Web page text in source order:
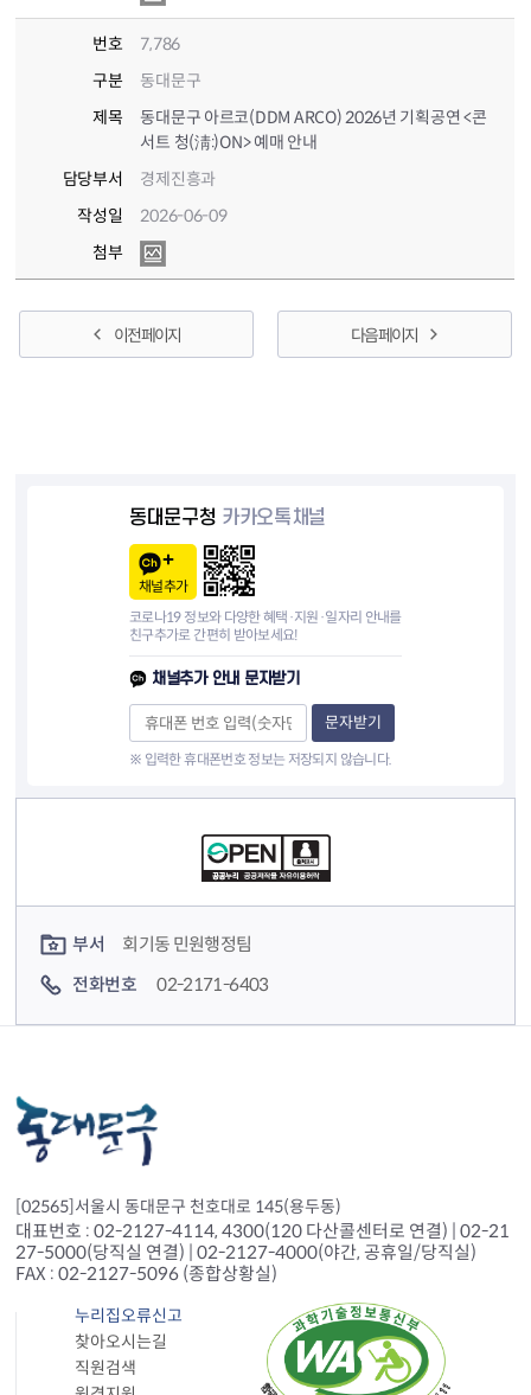
번호
7,786
구분
동대문구
제목
동대문구 아르코(DDM ARCO) 2026년 기획공연 <콘
서트 청(淸:)ON> 예매 안내
담당부서
경제진흥과
작성일
2026-06-09
첨부
이전 페이지 다음 페이지
동대문구청 카카오톡채널
채널추가
코로나19 정보와 다양한 혜택·지원·일자리 안내를
친구추가로 간편히 받아보세요!
채널추가 안내 문자받기
문자받기
※ 입력한 휴대폰번호 정보는 저장되지 않습니다.
부서
회기동 민원행정팀
전화번호
02-2171-6403
[02565]서울시 동대문구 천호대로 145(용두동)
대표번호 : 02-2127-4114, 4300(120 다산콜센터로 연결) | 02-21
27-5000(당직실 연결) | 02-2127-4000(야간, 공휴일/당직실)
FAX : 02-2127-5096 (종합상황실)
누리집오류신고
찾아오시는길
직원검색